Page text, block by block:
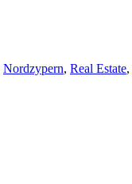
Nordzypern, Real Estate,